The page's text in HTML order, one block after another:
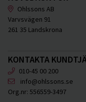
Ohlssons AB
Varvsvägen 91
261 35 Landskrona
KONTAKTA
010-45 00 200
info@ohlssons.se
Org.nr: 556559-3497